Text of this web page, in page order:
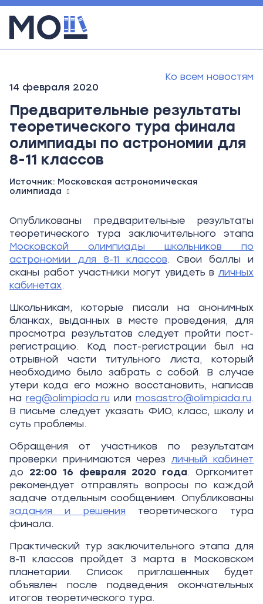
14 февраля 2020
Ко всем новостям
Предварительные результаты
теоретического тура финала
олимпиады по астрономии для
8-11 классов
Источник: Московская астрономическая
олимпиада
Опубликованы предварительные результаты
теоретического тура заключительного этапа
Московской олимпиады школьников по
астрономии для 8-11 классов. Свои баллы и
сканы работ участники могут увидеть в личных
кабинетах.
Школьникам, которые писали на анонимных
бланках, выданных в месте проведения, для
просмотра результатов следует пройти пост-
регистрацию. Код пост-регистрации был на
отрывной части титульного листа, который
необходимо было забрать с собой. В случае
утери кода его можно восстановить, написав
на reg@olimpiada.ru или mosastro@olimpiada.ru.
В письме следует указать ФИО, класс, школу и
суть проблемы.
Обращения от участников по результатам
проверки принимаются через личный кабинет
до 22:00 16 февраля 2020 года. Оргкомитет
рекомендует отправлять вопросы по каждой
задаче отдельным сообщением. Опубликованы
задания и решения теоретического тура
финала.
Практический тур заключительного этапа для
8-11 классов пройдет 3 марта в Московском
планетарии. Список приглашенных будет
объявлен после подведения окончательных
итогов теоретического тура.